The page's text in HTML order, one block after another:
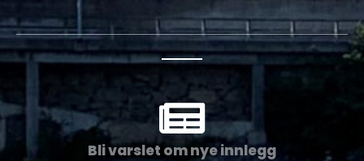
Bli varslet om nye innlegg